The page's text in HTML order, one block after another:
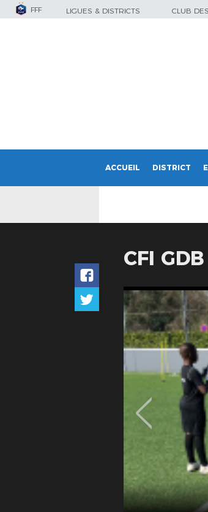
FFF LIGUES & DISTRICTS CLUB
ACCUEIL DISTRICT
CFI GDB